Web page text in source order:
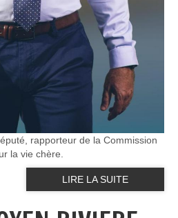
rapporteur de la Commission
la vie chère.
LIRE LA SUITE